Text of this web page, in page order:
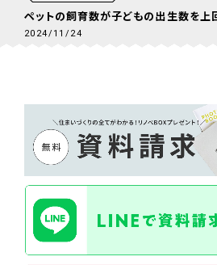
ペットの飼育数が子どもの出生数を上
2024/11/24